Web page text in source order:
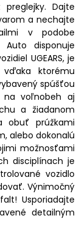
Dajte
a nechajte
v podobe
disponuje
UGEARS, je
vďaka ktorému
spúšťou
na voľnobeh aj
a žiadanom
obuť prúžkami
alebo dokonalú
možnosťami
disciplínach je
vozidlo
Výnimočný
Usporiadajte
detailným